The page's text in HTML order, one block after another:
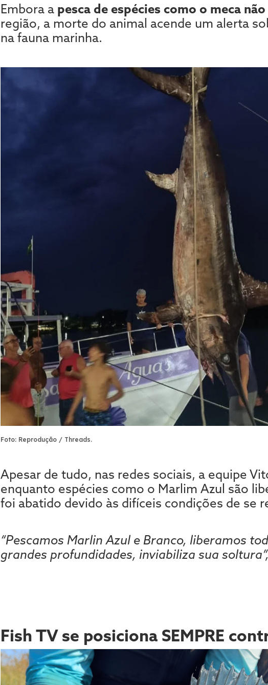
Embora apesca de espécies como o meca
região, a morte do animal acende um alerta
na fauna marinha.
Foto: Reprodução / Threads.
Apesar de tudo, nas redes sociais, a equipe
enquanto espécies como o Marlim Azul são
foi abatido devido às difíceis condições de se
“Pescamos Marlin Azul e Branco, liberamos
grandes profundidades, inviabiliza sua soltura”,
Fish TV se posiciona SEMPRE